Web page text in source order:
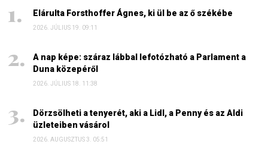
Elárulta Forsthoffer Ágnes, ki ül be az ő székébe
2026. JÚLIUS 19. 09:11
A nap képe: száraz lábbal lefotózható a Parlament a
Duna közepéről
2026. JÚLIUS 18. 11:38
Dörzsölheti a tenyerét, aki a Lidl, a Penny és az Aldi
üzleteiben vásárol
2026. AUGUSZTUS 3. 05:51